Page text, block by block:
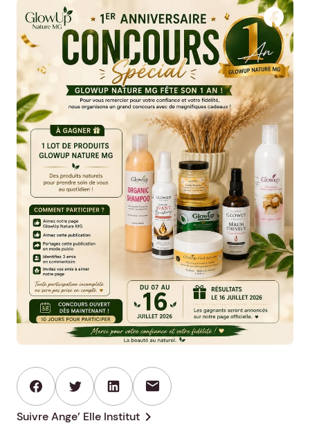
Ange’ Elle Institut
mail
Suivre Ange’ Elle Institut chevron_right